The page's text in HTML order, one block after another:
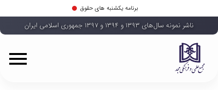
برنامه یکشنبه های حقوق
ناشر نمونه سال‌های ۱۳۹۳ و ۱۳۹۴ و ۱۳۹۷ جمهوری اسلامی ایران